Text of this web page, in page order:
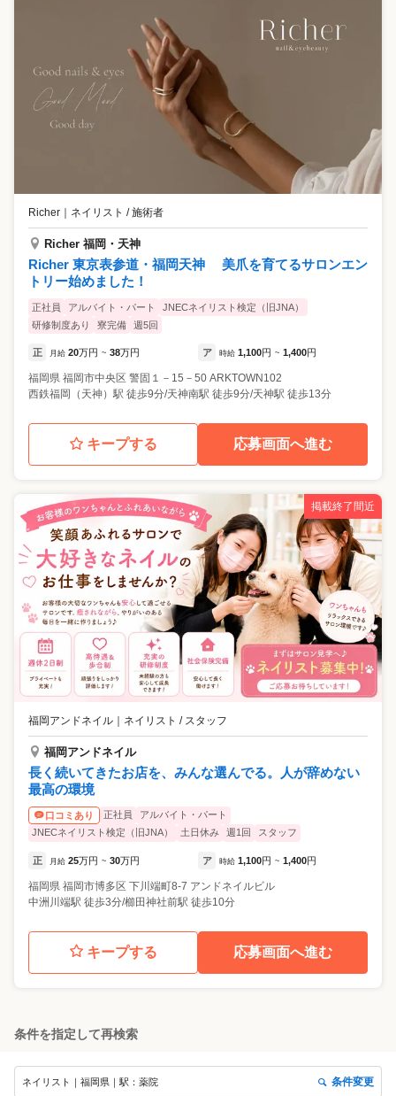
Richer ネイリスト / 施術者
Richer 福岡・天神
Richer 東京表参道・福岡天神 美爪を育てるサロンエン
トリー始めました！
正社員 アルバイト・パート
JNECネイリスト検定（旧JNA）
研修制度あり
寮完備 週5回
正 月給 20万円 ~ 38万円 ア 時給 1,100円 ~ 1,400円
福岡県 福岡市中央区 警固１－15－50 ARKTOWN102
西鉄福岡（天神）駅 徒歩9分/天神南駅 徒歩9分/天神駅 徒歩13分
キープする 応募画面へ進む
掲載終了間近
福岡アンドネイル ｜ ネイリスト / スタッフ
福岡アンドネイル
長く続いてきたお店を、みんな選んでる。人が辞めない
最高の環境
口コミあり 正社員
アルバイト・パート
JNECネイリスト検定（旧JNA）
土日休み 週1回 スタッフ
正 月給 25万円 ~ 30万円 ア 時給 1,100円 ~ 1,400円
福岡県 福岡市博多区 下川端町8-7 アンドネイルビル
中洲川端駅 徒歩3分/櫛田神社前駅 徒歩10分
キープする 応募画面へ進む
条件を指定して再検索
ネイリスト｜福岡県｜駅：薬院 条件変更